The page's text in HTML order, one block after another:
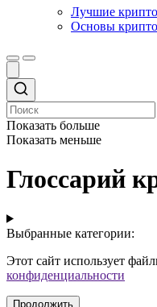
Лучшие
Основы
Показать больше
Показать меньше
Глоссарий
Выбранные категории:
Этот сайт использует
конфиденциальности
Продолжить